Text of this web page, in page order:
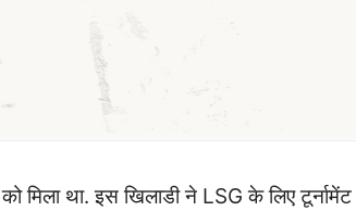
मिला था. इस खिलाडी ने LSG के लिए टूर्नामेंट